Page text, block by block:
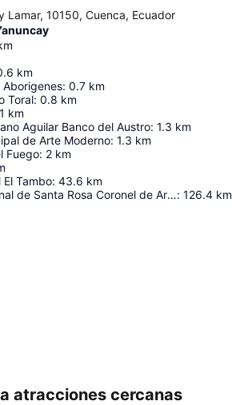
Lamar, 10150, Cuenca, Ecuador
km
Aborigenes: 0.7 km
Toral: 0.8 km
km
Aguilar Banco del Austro: 1.3 km
de Arte Moderno: 1.3 km
Fuego: 2 km
El Tambo: 43.6 km
Aeropuerto Internacional de Santa Rosa Coronel de Artillería Víctor Larrea: 126.4 km
atracciones cercanas